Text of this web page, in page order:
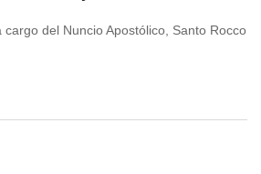
del Nuncio Apostólico, Santo Rocco